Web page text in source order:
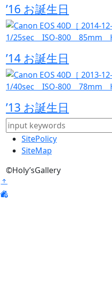
’16 お誕生日
’14 お誕生日
’13 お誕生日
SitePolicy
SiteMap
©Holy’sGallery